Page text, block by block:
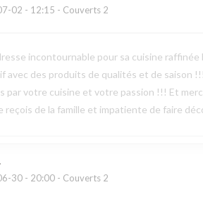
02 - 12:15 - Couverts 2
incontournable pour sa cuisine
avec des produits de qualités et de saison
par votre cuisine et votre passion !!! Et
reçois de la famille et impatiente de faire
30 - 20:00 - Couverts 2